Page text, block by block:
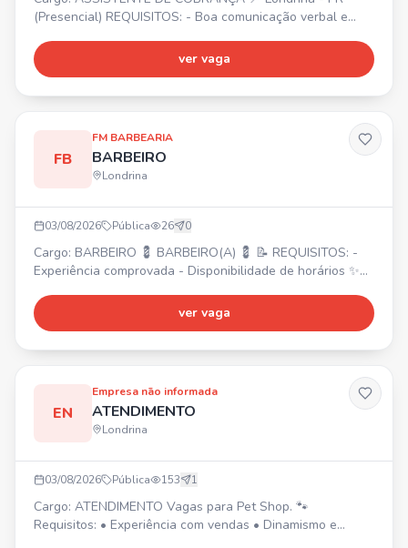
(Presencial) REQUISITOS: - Boa comunicação verbal e
Ensino médio completo - Experiência prévia com cobrança
ou áreas financeiras (desejável) BENEFÍCIOS: - Plano de
ver vaga
FB
FM BARBEARIA
BARBEIRO
Londrina
03/08/2026 Pública 26 0
Cargo: BARBEIRO 💈 BARBEIRO(A) 💈 📝 REQUISITOS: -
Experiência comprovada - Disponibilidade de horários ✨
ótimos ganhos no Shopping Boulevard. 💰 Envie seu
contato!
ver vaga
EN
Empresa não informada
ATENDIMENTO
Londrina
03/08/2026 Pública 153 1
Cargo: ATENDIMENTO Vagas para Pet Shop. 🐾
Requisitos: • Experiência com vendas • Dinamismo e